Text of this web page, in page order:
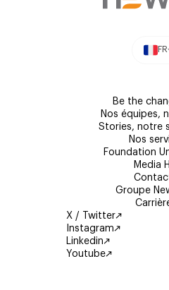
FR
Be the
Nos équipes,
Stories, notre
Nos
Foundation
Media
Groupe
X / Twitter
Instagram
Linkedin
Youtube